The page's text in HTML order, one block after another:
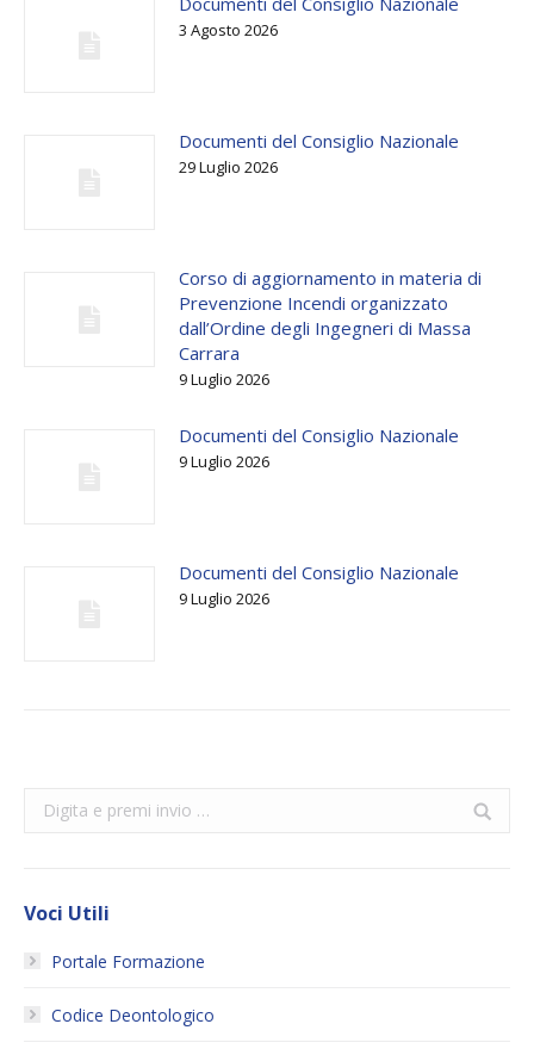
3 Agosto 2026
Documenti del Consiglio Nazionale
29 Luglio 2026
Corso di aggiornamento in materia di
Prevenzione Incendi organizzato
dall’Ordine degli Ingegneri di Massa
Carrara
9 Luglio 2026
Documenti del Consiglio Nazionale
9 Luglio 2026
Documenti del Consiglio Nazionale
9 Luglio 2026
Search:
Voci Utili
Portale Formazione
Codice Deontologico